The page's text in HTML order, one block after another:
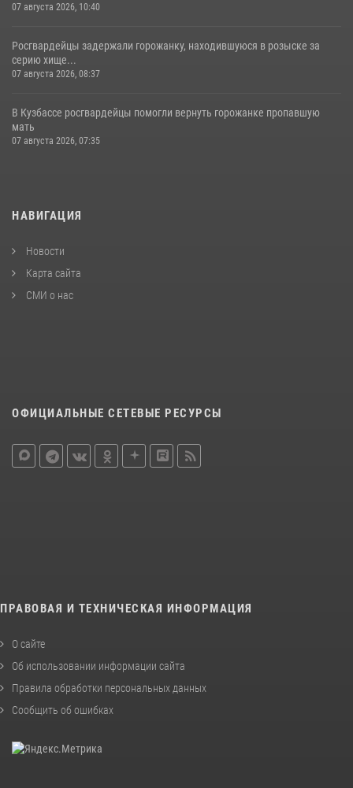
07 августа 2026, 10:40
Росгвардейцы задержали горожанку, находившуюся в розыске за
серию хище...
07 августа 2026, 08:37
В Кузбассе росгвардейцы помогли вернуть горожанке пропавшую
мать
07 августа 2026, 07:35
НАВИГАЦИЯ
Новости
Карта сайта
СМИ о нас
ОФИЦИАЛЬНЫЕ СЕТЕВЫЕ РЕСУРСЫ
ПРАВОВАЯ И ТЕХНИЧЕСКАЯ ИНФОРМАЦИЯ
О сайте
Об использовании информации сайта
Правила обработки персональных данных
Сообщить об ошибках